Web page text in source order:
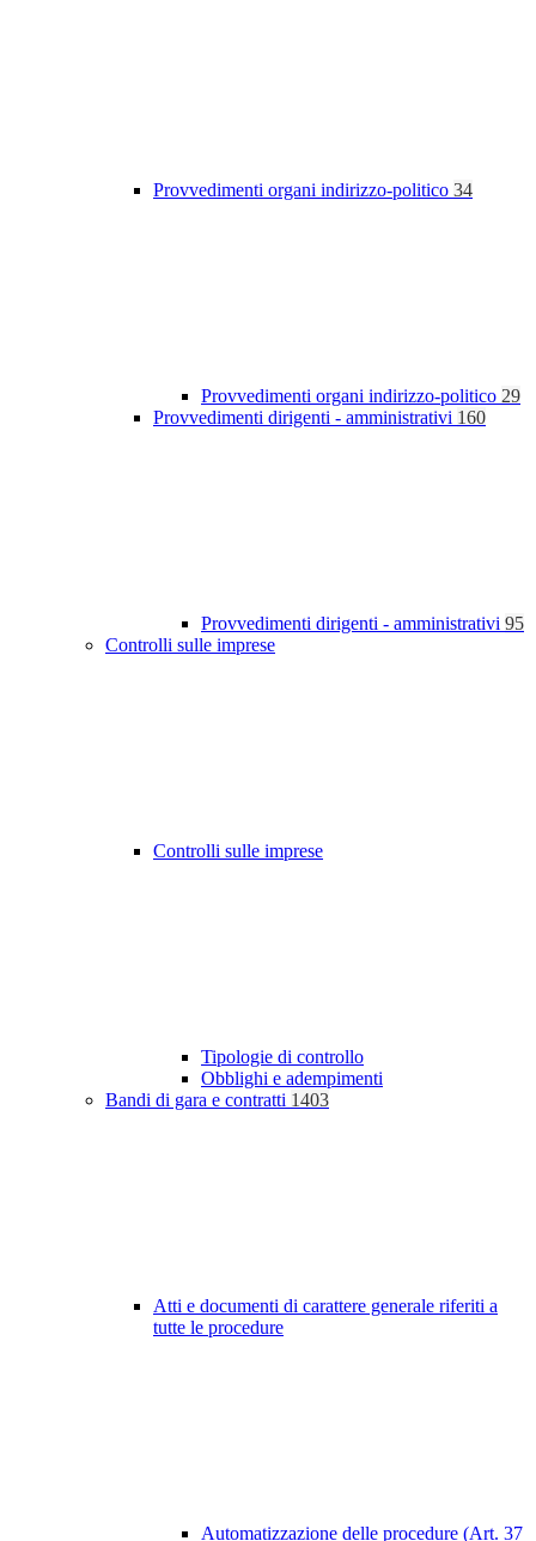
Provvedimenti organi indirizzo-politico 34
Provvedimenti organi indirizzo-politico 29
Provvedimenti dirigenti - amministrativi 160
Provvedimenti dirigenti - amministrativi 95
Controlli sulle imprese
Controlli sulle imprese
Tipologie di controllo
Obblighi e adempimenti
Bandi di gara e contratti 1403
Atti e documenti di carattere generale riferiti a
tutte le procedure
Automatizzazione delle procedure (Art. 37